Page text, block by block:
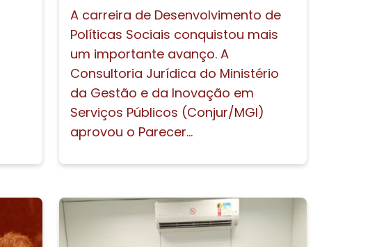
A carreira de Desenvolvimento de
Políticas Sociais conquistou mais
um importante avanço. A
Consultoria Jurídica do Ministério
da Gestão e da Inovação em
Serviços Públicos (Conjur/MGI)
aprovou o Parecer...